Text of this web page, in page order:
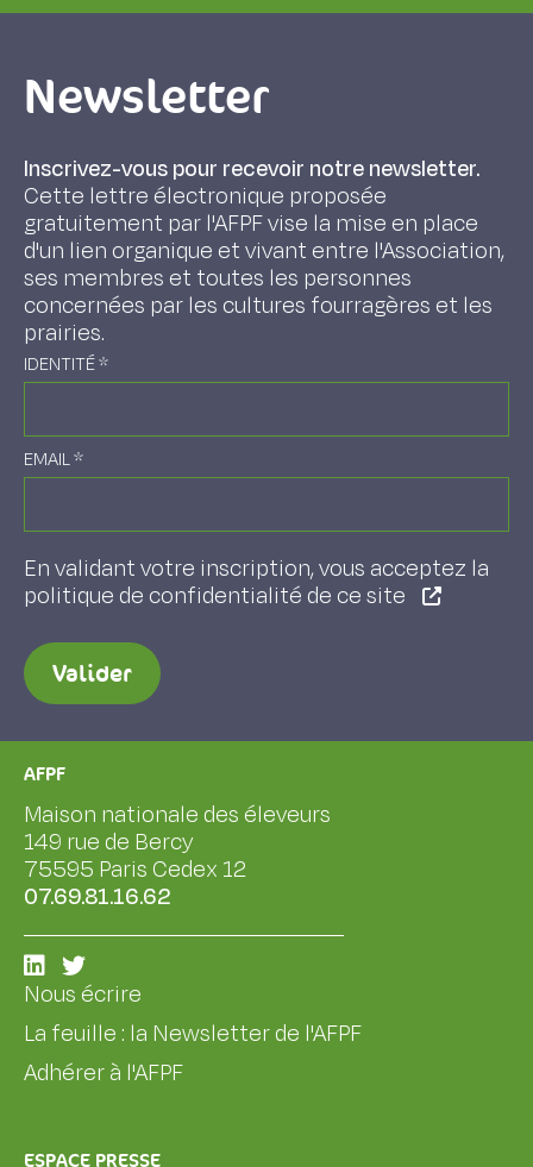
Newsletter
Inscrivez-vous pour recevoir notre newsletter.
Cette lettre électronique proposée
gratuitement par l'AFPF vise la mise en place
d'un lien organique et vivant entre l'Association,
ses membres et toutes les personnes
concernées par les cultures fourragères et les
prairies.
IDENTITÉ*
EMAIL*
En validant votre inscription, vous acceptez la
politique de confidentialité de ce site
Valider
AFPF
Maison nationale des éleveurs
149 rue de Bercy
75595 Paris Cedex 12
07.69.81.16.62
Nous écrire
La feuille : la Newsletter de l'AFPF
Adhérer à l'AFPF
ESPACE PRESSE